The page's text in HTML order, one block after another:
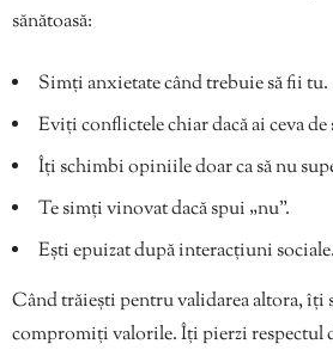
sănătoasă:
Simți anxietate când trebuie să fii tu.
Eviți conflictele chiar dacă ai ceva de
Îți schimbi opiniile doar ca să nu
Te simți vinovat dacă spui „nu”.
Ești epuizat după interacțiuni sociale.
Când trăiești pentru validarea altora, îți
compromiți valorile. Îți pierzi respectul